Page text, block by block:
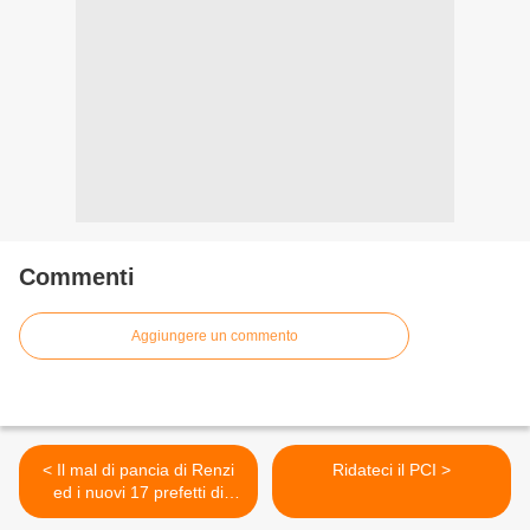
Commenti
Aggiungere un commento
< Il mal di pancia di Renzi
ed i nuovi 17 prefetti di
Alfano
Ridateci il PCI >